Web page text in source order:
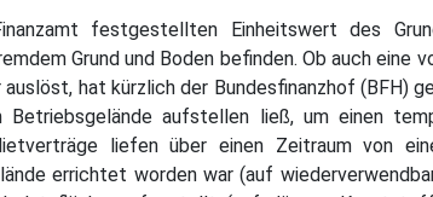
festgestellten Einheitswert des
Grund und Boden befinden. Ob auch eine
hat kürzlich der Bundesfinanzhof (BFH)
aufstellen ließ, um einen
liefen über einen Zeitraum von
errichtet worden war (auf